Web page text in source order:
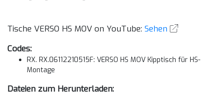
Tische VERSO HS MOV on YouTube: Sehen
Codes:
RX. RX.06112210515F: VERSO HS MOV Kipptisch für HS-
Montage
Dateien zum Herunterladen: